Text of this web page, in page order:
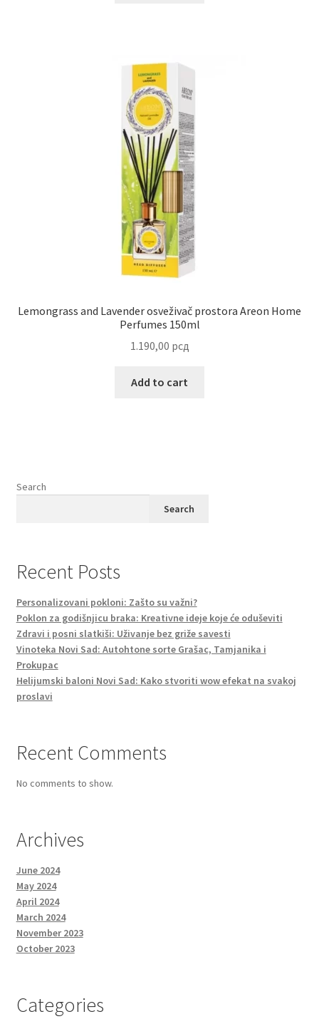
Lemongrass and Lavender osveživač prostora Areon Home
Perfumes 150ml
1.190,00 рсд
Add to cart
Search
Search
Recent Posts
Personalizovani pokloni: Zašto su važni?
Poklon za godišnjicu braka: Kreativne ideje koje će oduševiti
Zdravi i posni slatkiši: Uživanje bez griže savesti
Vinoteka Novi Sad: Autohtone sorte Grašac, Tamjanika i
Prokupac
Helijumski baloni Novi Sad: Kako stvoriti wow efekat na svakoj
proslavi
Recent Comments
No comments to show.
Archives
June 2024
May 2024
April 2024
March 2024
November 2023
October 2023
Categories